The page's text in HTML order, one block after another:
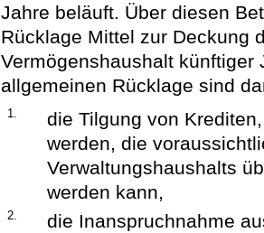
Jahre beläuft. Über diesen
Rücklage Mittel zur Deckung
Vermögenshaushalt künftiger
allgemeinen Rücklage sind
1.
die Tilgung von
werden, die
Verwaltungshaushalts
werden kann,
2.
die Inanspruchnahme